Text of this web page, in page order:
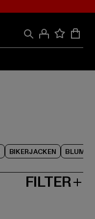
BIKERJACKEN
FILTER